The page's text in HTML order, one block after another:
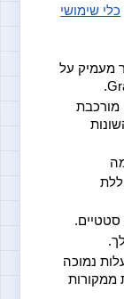
כלי שימושי
– הצד המשלים של React. הסבר מעמיק על
– הגרסה של נטפליקס ל-GraphQL. מורכבת
יותר משל פייסבוק, ושווה ללמוד מהגישות השונות
פופולרית שאני מרכז על React Native, שכוללת
יחסית למתחרים. יכול ליצור גרפים וטבלאות ממקורות